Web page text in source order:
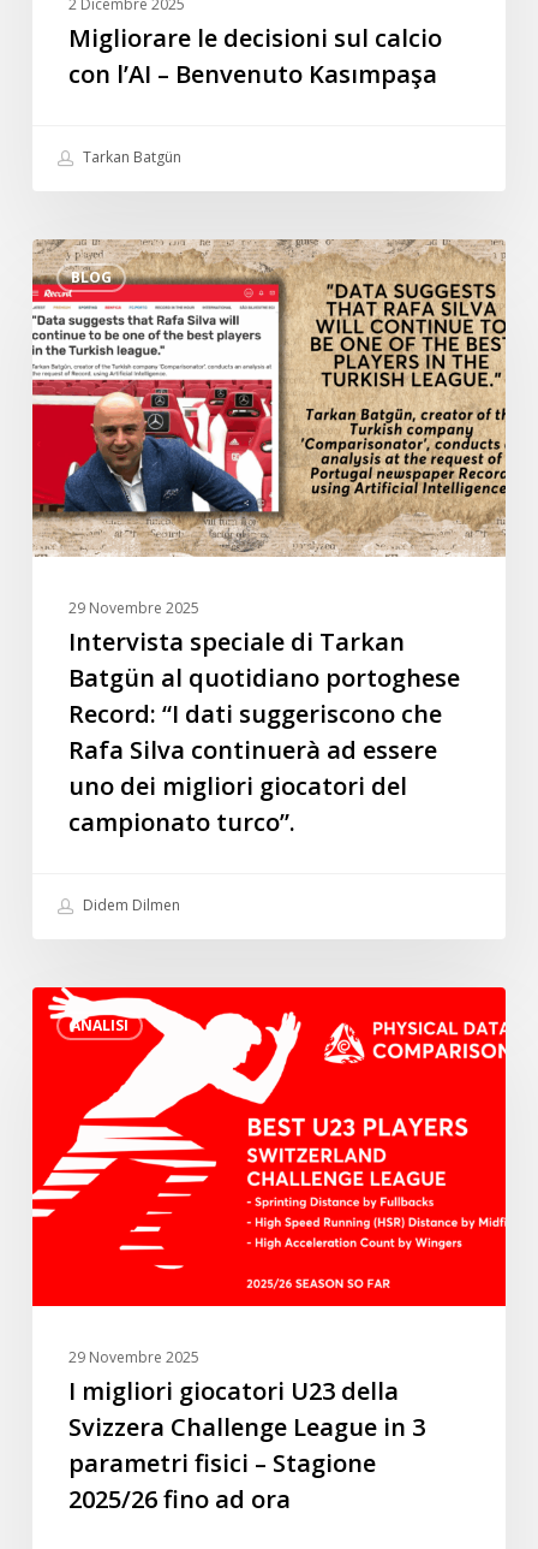
Migliorare le decisioni sul calcio
con l’AI – Benvenuto Kasımpaşa
Tarkan Batgün
BLOG
Intervista
speciale
di
Tarkan
Batgün
al
quotidiano
portoghese
Record:
“I
continuerà
essere
giocatori
turco”.
29 Novembre 2025
Intervista speciale di Tarkan
Batgün al quotidiano portoghese
Record: “I dati suggeriscono che
Rafa Silva continuerà ad essere
uno dei migliori giocatori del
campionato turco”.
Didem Dilmen
ANALISI
migliori
Svizzera
Challenge
League
2025/26
29 Novembre 2025
I migliori giocatori U23 della
Svizzera Challenge League in 3
parametri fisici – Stagione
2025/26 fino ad ora